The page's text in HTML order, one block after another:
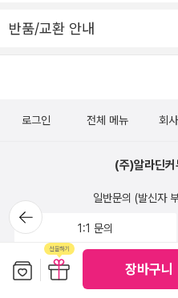
장바구니
깊으며 어른아이 할것없이 여전
래서 짧은 생이었었고 저 혼자
한 웃음의 대답으로 보였다.사랑
온다. 어떻게 보면 희생이고, 또
빈의 희생으로 수빈을 잃은 가족
심찮게 일어나는 소재로 이야기
되는 소재로 청소년 성장소설이
개되지만 딱 거기서 끝난다. 그
만들며, 독자들의 상상력을 자극
감하게 합니다.'너의 여름에 내
통해 독자들은 과거의 기억을 소
물들의 이야기는 단순한 소설을
대한 깊은 성찰을 이끌어냅니다.
대의 독자들에게 큰 감동과 영감
너의여름에내가닿을게 #창비소
반품/교환 안내
뒤로가
기
로그인 전체 메뉴 회
(주)알라딘
일반문의 (발신자
1:1 문의
중고매장 위